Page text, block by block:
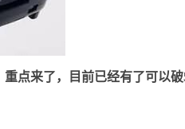
点来了，目前已经有了可以